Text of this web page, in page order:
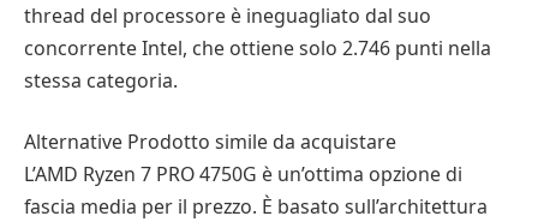
thread del processore è ineguagliato dal suo
concorrente Intel, che ottiene solo 2.746 punti nella
stessa categoria.
Alternative Prodotto simile da acquistare
L’AMD Ryzen 7 PRO 4750G è un’ottima opzione di
fascia media per il prezzo. È basato sull’architettura